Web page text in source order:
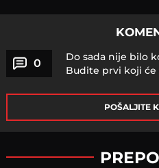
0
Do sada nije bilo
Budite prvi koji
POŠALJITE